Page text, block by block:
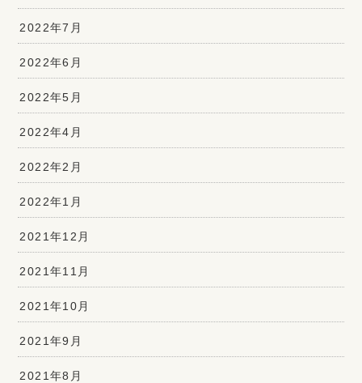
2022年7月
2022年6月
2022年5月
2022年4月
2022年2月
2022年1月
2021年12月
2021年11月
2021年10月
2021年9月
2021年8月